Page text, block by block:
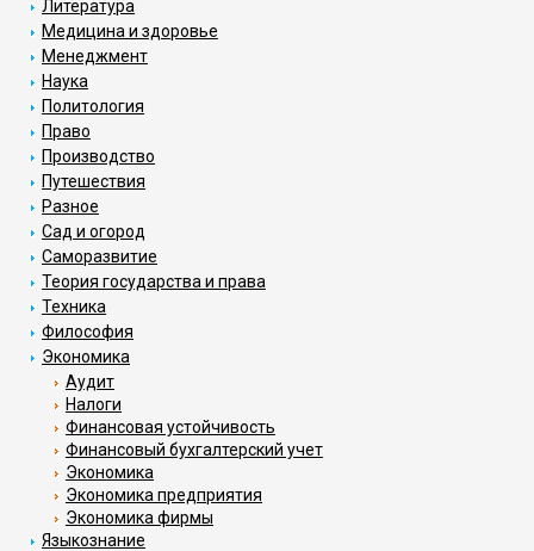
Литература
Медицина и здоровье
Менеджмент
Наука
Политология
Право
Производство
Путешествия
Разное
Сад и огород
Саморазвитие
Теория государства и права
Техника
Философия
Экономика
Аудит
Налоги
Финансовая устойчивость
Финансовый бухгалтерский учет
Экономика
Экономика предприятия
Экономика фирмы
Языкознание